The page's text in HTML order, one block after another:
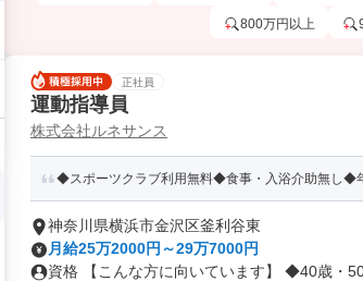
800万円以上
正社員
運動指導員
株式会社ルネサンス
◆スポーツクラブ利用無料◆食事・入浴介助無し◆
神奈川県横浜市金沢区釜利谷東
月給25万2000円～29万7000円
資格 【こんな方に向いています】 ◆40歳・